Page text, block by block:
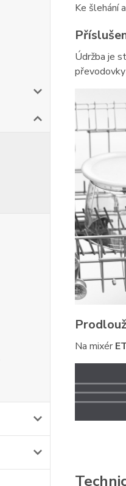
Ke šlehání
Údržba je
převodovky
Na mixér